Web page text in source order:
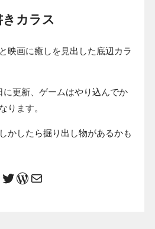
きカラス
映画に癒しを見出した底辺カラ
更新、ゲームはやり込んでか
ります。
かしたら掘り出し物があるかも